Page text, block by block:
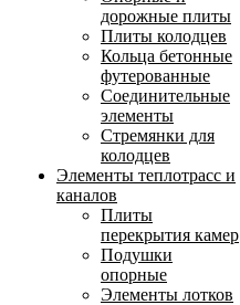
дорожные плиты
Плиты колодцев
Кольца бетонные
футерованные
Соединительные
элементы
Стремянки для
колодцев
Элементы теплотрасс и
каналов
Плиты
перекрытия камер
Подушки
опорные
Элементы лотков